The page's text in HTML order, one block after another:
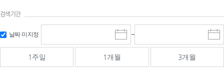
검색기간
날짜 미지정
시
작
일
선
~
마
감
선
1주일 1개월 3개월